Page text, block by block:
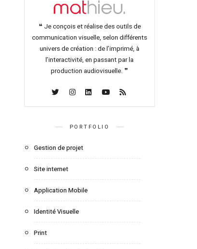
❝ Je conçois et réalise des outils de
communication visuelle, selon différents
univers de création : de l’imprimé, à
l’interactivité, en passant par la
production audiovisuelle. ❞
PORTFOLIO
Gestion de projet
Site internet
Application Mobile
Identité Visuelle
Print